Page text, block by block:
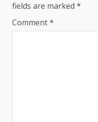
fields are marked *
Comment*